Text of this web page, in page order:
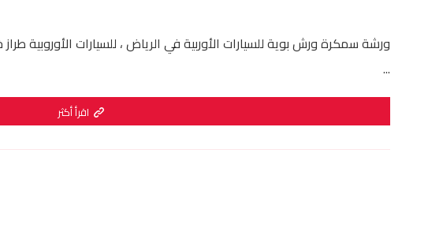
ورشة سمكرة ورش بوية للسيارات الأوربية في الرياض ، للسيارات الأوروبية
...
اقرأ أكثر